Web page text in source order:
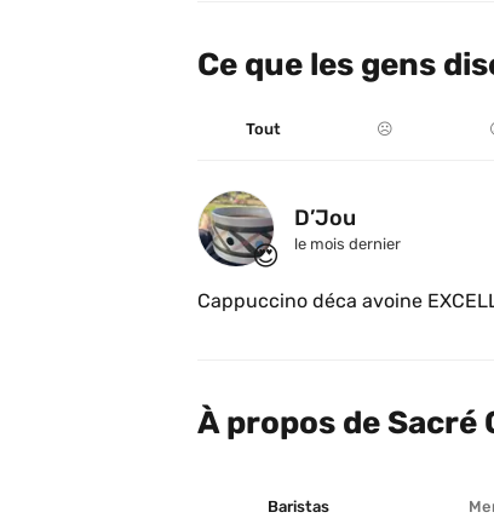
Ce que les gens
Tout ☹️
😍
D’Jou
le mois dernier
Cappuccino déca avoine
À propos de Sacré
Baristas